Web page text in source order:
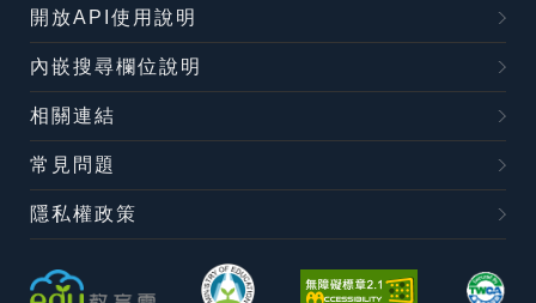
開放API使用說明
內嵌搜尋欄位說明
相關連結
常見問題
隱私權政策